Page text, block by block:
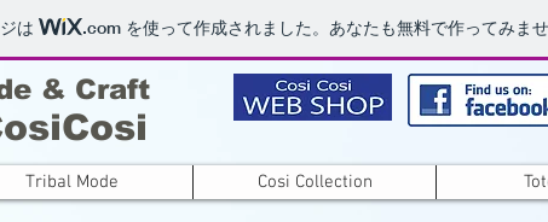
は .com を使って作成されました。あなたも無料で作ってみま
& Craft
Tribal Mode Cosi Collection